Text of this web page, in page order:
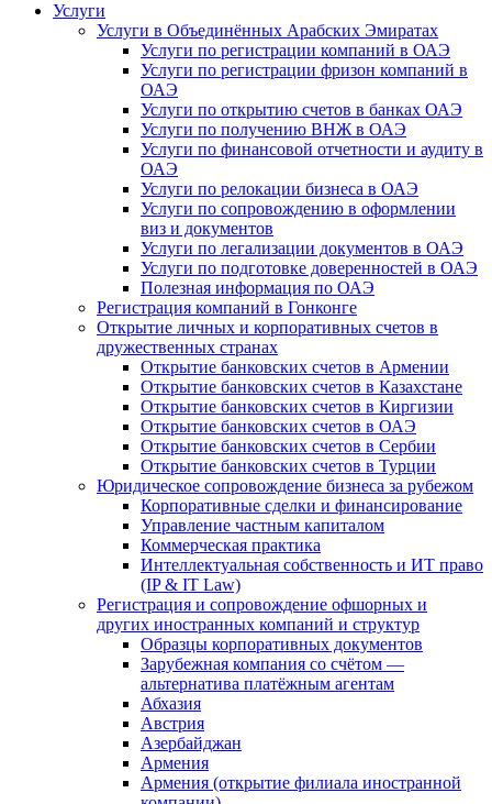
Услуги
Услуги в Объединённых Арабских Эмиратах
Услуги по регистрации компаний в ОАЭ
Услуги по регистрации фризон компаний в
ОАЭ
Услуги по открытию счетов в банках ОАЭ
Услуги по получению ВНЖ в ОАЭ
Услуги по финансовой отчетности и аудиту в
ОАЭ
Услуги по релокации бизнеса в ОАЭ
Услуги по сопровождению в оформлении
виз и документов
Услуги по легализации документов в ОАЭ
Услуги по подготовке доверенностей в ОАЭ
Полезная информация по ОАЭ
Регистрация компаний в Гонконге
Открытие личных и корпоративных счетов в
дружественных странах
Открытие банковских счетов в Армении
Открытие банковских счетов в Казахстане
Открытие банковских счетов в Киргизии
Открытие банковских счетов в ОАЭ
Открытие банковских счетов в Сербии
Открытие банковских счетов в Турции
Юридическое сопровождение бизнеса за рубежом
Корпоративные сделки и финансирование
Управление частным капиталом
Коммерческая практика
Интеллектуальная собственность и ИТ право
(IP & IT Law)
Регистрация и сопровождение офшорных и
других иностранных компаний и структур
Образцы корпоративных документов
Зарубежная компания со счётом —
альтернатива платёжным агентам
Абхазия
Австрия
Азербайджан
Армения
Армения (открытие филиала иностранной